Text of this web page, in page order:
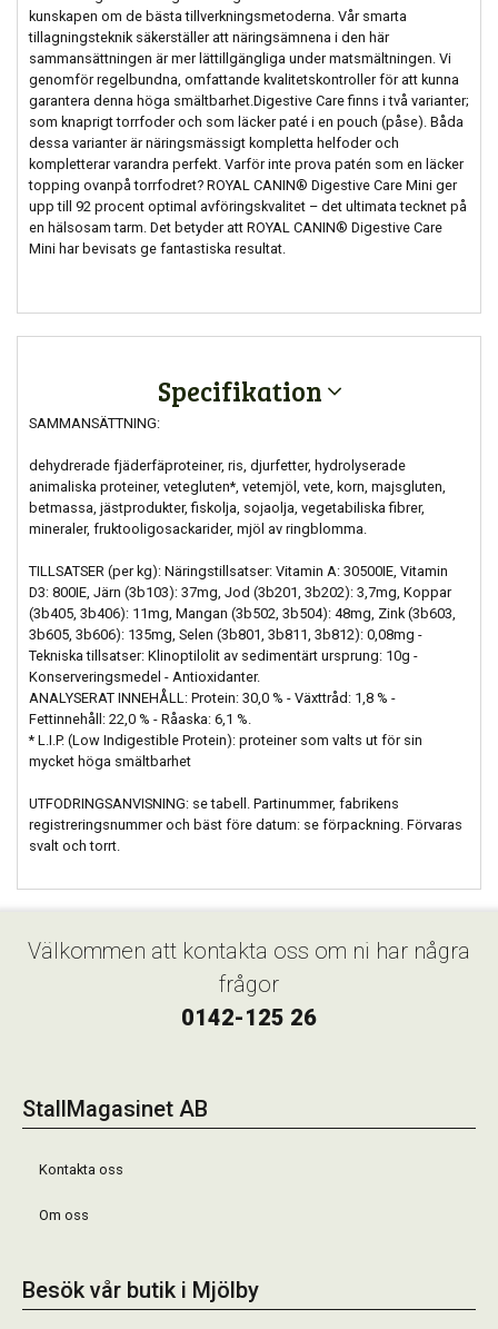
kunskapen om de bästa tillverkningsmetoderna. Vår smarta
tillagningsteknik säkerställer att näringsämnena i den här
sammansättningen är mer lättillgängliga under matsmältningen. Vi
genomför regelbundna, omfattande kvalitetskontroller för att kunna
garantera denna höga smältbarhet.Digestive Care finns i två varianter;
som knaprigt torrfoder och som läcker paté i en pouch (påse). Båda
dessa varianter är näringsmässigt kompletta helfoder och
kompletterar varandra perfekt. Varför inte prova patén som en läcker
topping ovanpå torrfodret? ROYAL CANIN® Digestive Care Mini ger
upp till 92 procent optimal avföringskvalitet – det ultimata tecknet på
en hälsosam tarm. Det betyder att ROYAL CANIN® Digestive Care
Mini har bevisats ge fantastiska resultat.
Specifikation
SAMMANSÄTTNING:
dehydrerade fjäderfäproteiner, ris, djurfetter, hydrolyserade
animaliska proteiner, vetegluten*, vetemjöl, vete, korn, majsgluten,
betmassa, jästprodukter, fiskolja, sojaolja, vegetabiliska fibrer,
mineraler, fruktooligosackarider, mjöl av ringblomma.
TILLSATSER (per kg): Näringstillsatser: Vitamin A: 30500IE, Vitamin
D3: 800IE, Järn (3b103): 37mg, Jod (3b201, 3b202): 3,7mg, Koppar
(3b405, 3b406): 11mg, Mangan (3b502, 3b504): 48mg, Zink (3b603,
3b605, 3b606): 135mg, Selen (3b801, 3b811, 3b812): 0,08mg -
Tekniska tillsatser: Klinoptilolit av sedimentärt ursprung: 10g -
Konserveringsmedel - Antioxidanter.
ANALYSERAT INNEHÅLL: Protein: 30,0 % - Växttråd: 1,8 % -
Fettinnehåll: 22,0 % - Råaska: 6,1 %.
* L.I.P. (Low Indigestible Protein): proteiner som valts ut för sin
mycket höga smältbarhet
UTFODRINGSANVISNING: se tabell. Partinummer, fabrikens
registreringsnummer och bäst före datum: se förpackning. Förvaras
svalt och torrt.
Välkommen att kontakta oss om ni har några
frågor
0142-125 26
StallMagasinet AB
Kontakta oss
Om oss
Besök vår butik i Mjölby